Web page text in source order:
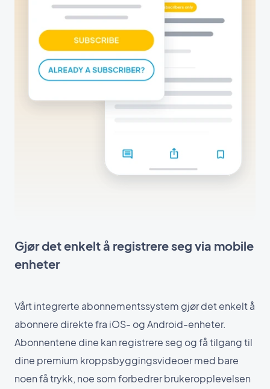
Gjør det enkelt å registrere seg via mobile
enheter
Vårt integrerte abonnementssystem gjør det enkelt å
abonnere direkte fra iOS- og Android-enheter.
Abonnentene dine kan registrere seg og få tilgang til
dine premium kroppsbyggingsvideoer med bare
noen få trykk, noe som forbedrer brukeropplevelsen